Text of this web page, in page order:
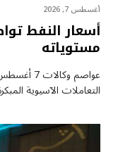
أغسطس 7, 2026
أسعار النفط
مستوياته
التعاملات الآسيوية